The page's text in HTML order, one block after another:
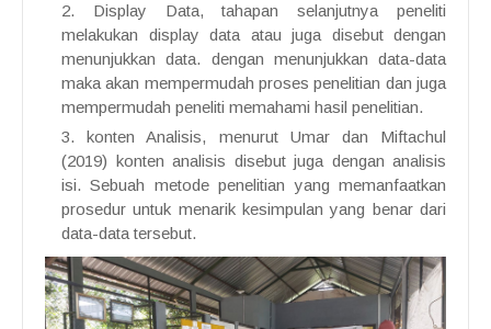
Display Data, tahapan selanjutnya peneliti
melakukan display data atau juga disebut dengan
menunjukkan data. dengan menunjukkan data-data
maka akan mempermudah proses penelitian dan juga
mempermudah peneliti memahami hasil penelitian.
konten Analisis, menurut Umar dan Miftachul
(2019) konten analisis disebut juga dengan analisis
isi. Sebuah metode penelitian yang memanfaatkan
prosedur untuk menarik kesimpulan yang benar dari
data-data tersebut.